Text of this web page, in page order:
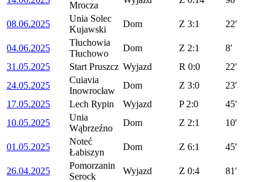
Mrocza
08.06.2025
Unia Solec
Kujawski
Dom Z 3:1 22′
04.06.2025
Tłuchowia
Tłuchowo
Dom Z 2:1 8′
31.05.2025
Start Pruszcz Wyjazd R 0:0 22′
24.05.2025
Cuiavia
Inowrocław
Dom Z 3:0 23′
17.05.2025
Lech Rypin Wyjazd P 2:0 45′
10.05.2025
Unia
Wąbrzeźno
Dom Z 2:1 10′
01.05.2025
Noteć
Łabiszyn
Dom Z 6:1 45′
26.04.2025
Pomorzanin
Serock
Wyjazd Z 0:4 81′